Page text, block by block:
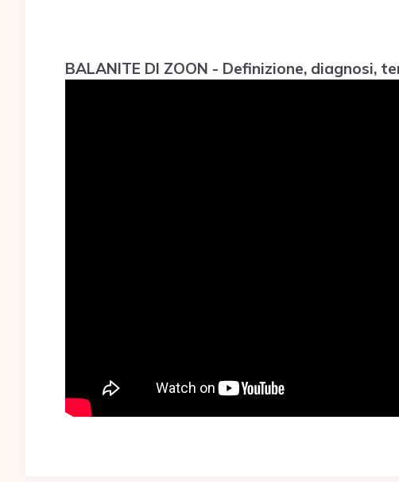
BALANITE DI ZOON - Definizione, diagnosi,